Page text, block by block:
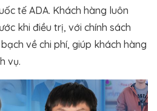
tế ADA. Khách hàng luôn
khi điều trị, với chính sách
về chi phí, giúp khách hàng
vụ.